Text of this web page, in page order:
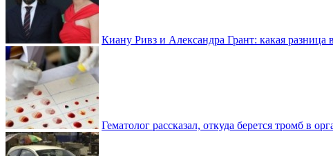
Киану Ривз и Александра Грант: какая разница
Гематолог рассказал, откуда берется тромб в